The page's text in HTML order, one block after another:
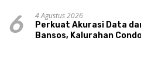
6
4 Agustus 2026
Perkuat Akurasi Data
Bansos, Kalurahan